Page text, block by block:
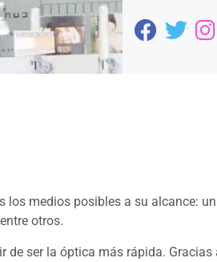
medios posibles a su alcance:
otros.
de ser la óptica más rápida.